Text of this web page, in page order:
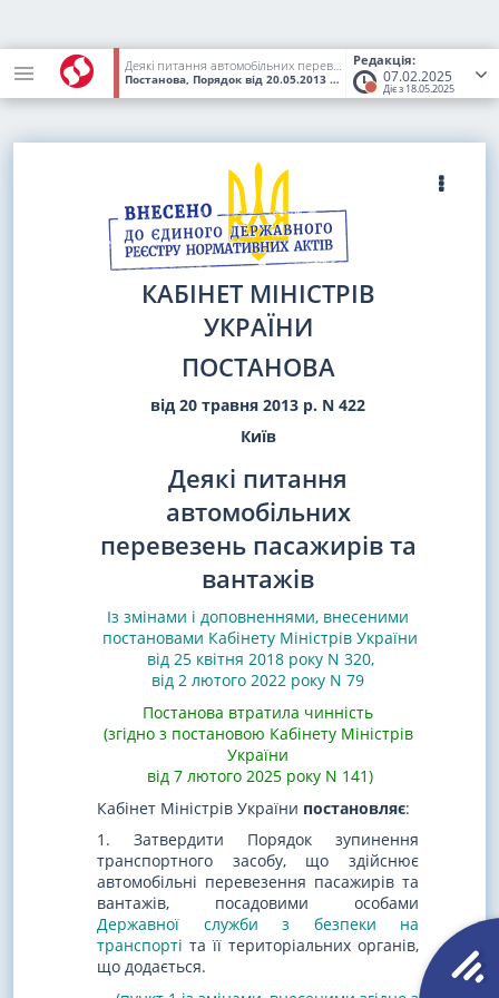
Редакція:
07.02.2025
Діє з 18.05.2025
Деякі питання автомобільних перевезень пасажирів та вантажів
Постанова, Порядок від 20.05.2013 № 422 (Статус:Втратив
КАБІНЕТ МІНІСТРІВ
УКРАЇНИ
ПОСТАНОВА
від 20 травня 2013 р. N 422
Київ
Деякі питання
автомобільних
перевезень пасажирів та
вантажів
Із змінами і доповненнями, внесеними
постановами Кабінету Міністрів України
від 25 квітня 2018 року N 320,
від 2 лютого 2022 року N 79
Постанова втратила чинність
(згідно з постановою Кабінету Міністрів
України
від 7 лютого 2025 року N 141)
Кабінет Міністрів України постановляє:
1. Затвердити Порядок зупинення
транспортного засобу, що здійснює
автомобільні перевезення пасажирів та
вантажів, посадовими особами
Державної служби з безпеки на
транспорті та її територіальних органів,
що додається.